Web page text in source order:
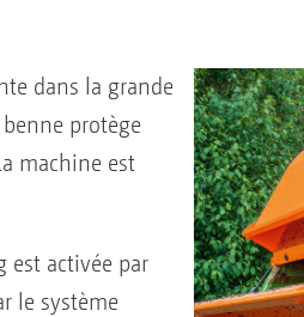
dans la grande
protège
machine est
est activée par
le système